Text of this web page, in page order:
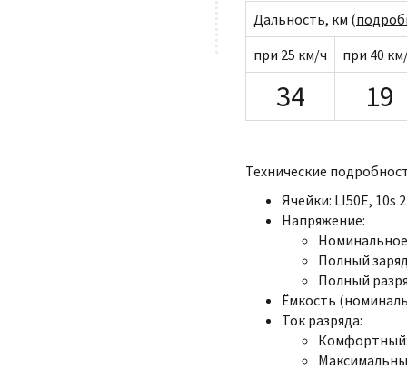
Дальность, км (
при 25 км/ч
при 40
34 19
Технические
Ячейки: LI50E, 10s
Напряжение:
Полный
Полный
Ёмкость
Ток разряда: